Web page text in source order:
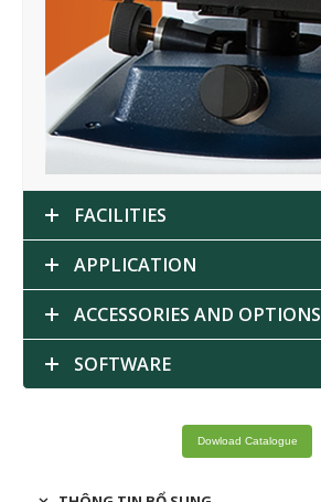
FACILITIES
APPLICATION
ACCESSORIES AND OPTIONS
SOFTWARE
Dowload Catalogue